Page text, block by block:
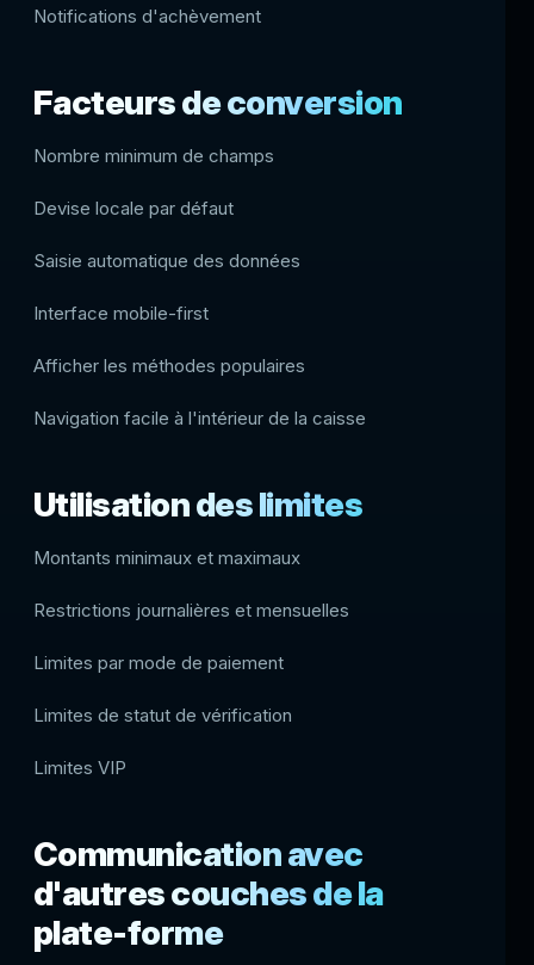
Notifications d'achèvement
Facteurs de conversion
Nombre minimum de champs
Devise locale par défaut
Saisie automatique des données
Interface mobile-first
Afficher les méthodes populaires
Navigation facile à l'intérieur de la caisse
Utilisation des limites
Montants minimaux et maximaux
Restrictions journalières et mensuelles
Limites par mode de paiement
Limites de statut de vérification
Limites VIP
Communication avec
d'autres couches de la
plate-forme